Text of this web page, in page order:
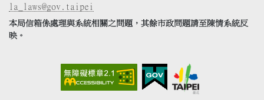
la_laws@gov.taipei
本局信箱係處理與系統相關之問題，其餘市政問題請至陳情系統反
映。